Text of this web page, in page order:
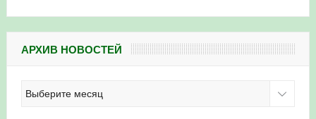
АРХИВ НОВОСТЕЙ
новостей